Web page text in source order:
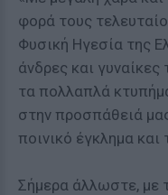
φορά τους
Φυσική Ηγεσία της
άνδρες και
τα πολλαπλά
στην προσπάθειά
ποινικό έγκλημα και
Σήμερα άλλωστε, με